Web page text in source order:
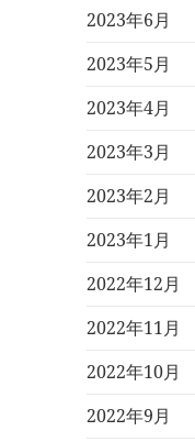
2023年6月
2023年5月
2023年4月
2023年3月
2023年2月
2023年1月
2022年12月
2022年11月
2022年10月
2022年9月